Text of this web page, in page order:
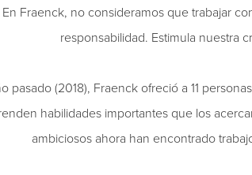
En Fraenck, no consideramos que trabajar
responsabilidad. Estimula nuestra
pasado (2018), Fraenck ofreció a 11
habilidades importantes que los
ambiciosos ahora han encontrado